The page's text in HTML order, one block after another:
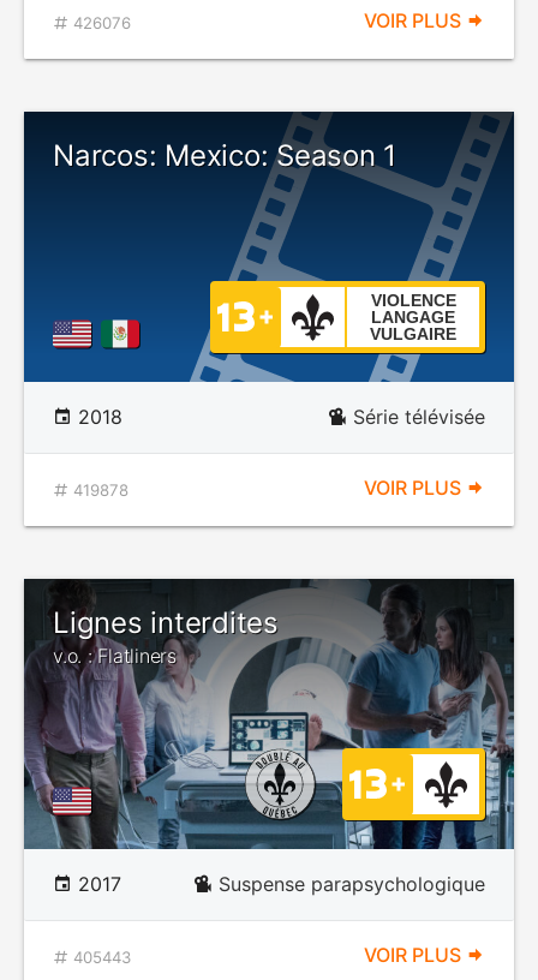
426076 VOIR PLUS
Narcos: Mexico: Season 1
VIOLENCE
LANGAGE
VULGAIRE
2018 Série télévisée
419878 VOIR PLUS
Lignes interdites
v.o. : Flatliners
2017 Suspense parapsychologique
405443 VOIR PLUS